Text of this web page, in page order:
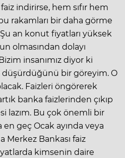
indirirse, hem sıfır hem
rakamları bir daha görme
Şu an konut fiyatları yüksek
olmasından dolayı
insanımız diyor ki
düşürdüğünü bir göreyim. O
Faizleri öngörerek
banka faizlerinden çıkıp
lazım. Bu çok önemli bir
en geç Ocak ayında veya
Merkez Bankası faiz
kimsenin daire